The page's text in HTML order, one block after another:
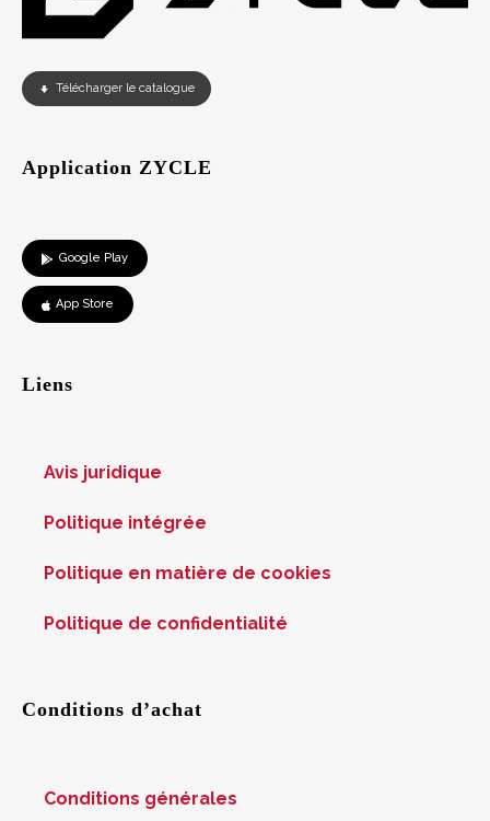
Télécharger le catalogue
Application ZYCLE
Google Play
App Store
Liens
Avis juridique
Politique intégrée
Politique en matière de cookies
Politique de confidentialité
Conditions d’achat
Conditions générales